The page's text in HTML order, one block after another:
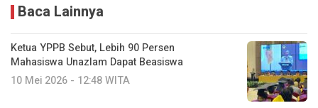
Baca Lainnya
Ketua YPPB Sebut, Lebih 90 Persen
Mahasiswa Unazlam Dapat Beasiswa
10 Mei 2026 - 12:48 WITA